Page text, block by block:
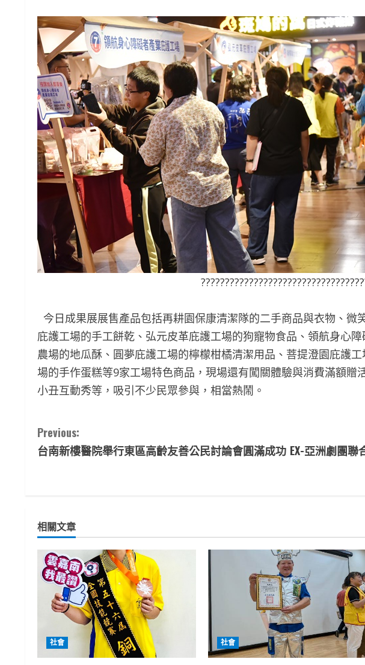
今日成果展展售產品包括再耕園保康清潔隊的二手商品與衣物、微
庇護工場的手工餅乾、弘元皮革庇護工場的狗寵物食品、領航身心
農場的地瓜酥、圓夢庇護工場的檸檬柑橘清潔用品、菩提澄園庇護
場的手作蛋糕等9家工場特色商品，現場還有闖關體驗與消費滿額贈
小丑互動秀等，吸引不少民眾參與，相當熱鬧。
C
o
i
n
u
R
Previous:
台南新樓醫院舉行東區高齡友善公民討論會圓滿成功 EX-亞洲劇團
相關文章
社會 社會